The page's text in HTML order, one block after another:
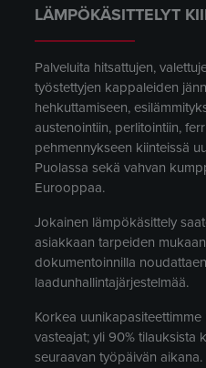
LÄMPÖKÄSITTELYT
Palveluita hitsattujen,
työstettyjen kappaleiden
hehkuttamiseen,
austenointiin, perlitointiin,
pehmennykseen kiinteissä
Puolassa sekä vahvan
Eurooppaa.
Jokainen lämpökäsittely
asiakkaan tarpeiden
dokumentoinnilla
laadunhallintajärjestelmää.
Korkea
vasteajat; yli 90% tilauksista
seuraavan työpäivän aikana.